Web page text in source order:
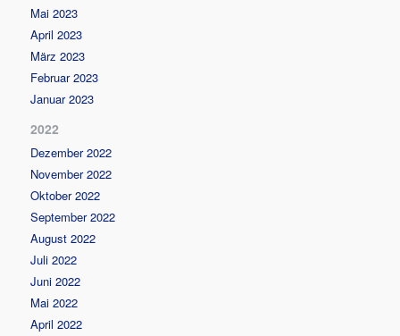
Mai 2023
April 2023
März 2023
Februar 2023
Januar 2023
2022
Dezember 2022
November 2022
Oktober 2022
September 2022
August 2022
Juli 2022
Juni 2022
Mai 2022
April 2022